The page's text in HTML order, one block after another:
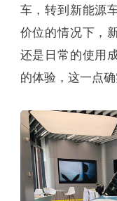
车，转到新能源
价位的情况下，
还是日常的使用
的体验，这一点确